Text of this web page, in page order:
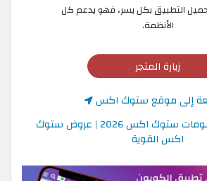
التطبيق بكل يسر، فهو يدعم كل
الأنظمة.
زيارة المتجر
إلى موقع ستوك اكس
العودة إلى خصومات ستوك اكس 2026 | عروض ستوك
اكس القوية